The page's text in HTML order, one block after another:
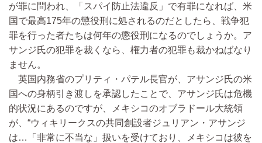
が罪に問われ、「スパイ防止法違反」で有罪になれば、米
国で最高175年の懲役刑に処されるのだとしたら、戦争犯
罪を行った者たちは何年の懲役刑になるのでしょうか。ア
サンジ氏の犯罪を裁くなら、権力者の犯罪も裁かねばなり
ません。
英国内務省のプリティ・パテル長官が、アサンジ氏の米
国への身柄引き渡しを承認したことで、アサンジ氏は危機
的状況にあるのですが、メキシコのオブラドール大統領
が、“ウィキリークスの共同創設者ジュリアン・アサンジ
は…「非常に不当な」扱いを受けており、メキシコは彼を